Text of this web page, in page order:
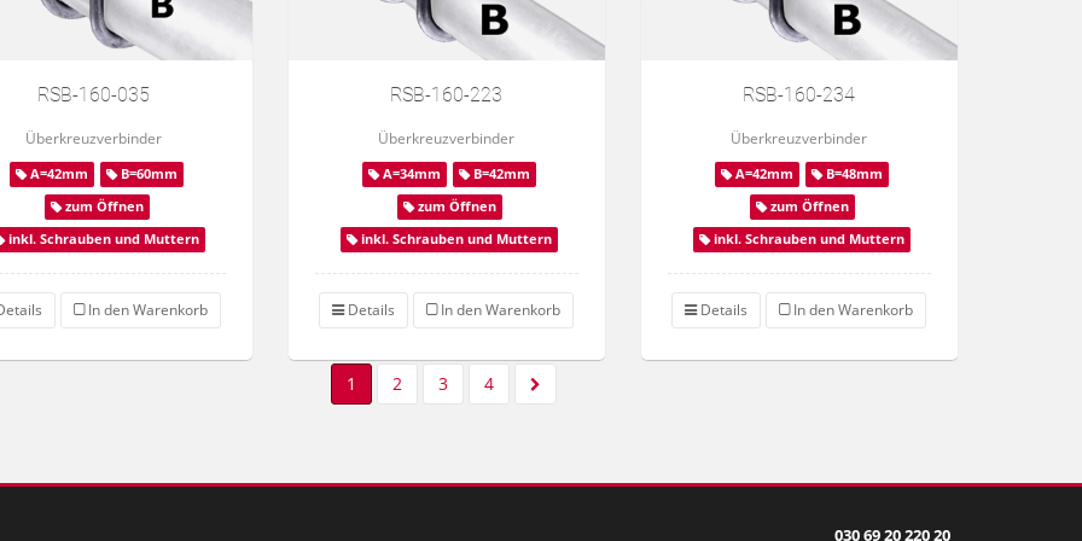
RSB-160-035
Überkreuzverbinder
A=42mm
B=60mm
zum Öffnen
inkl. Schrauben und Muttern
In den Warenkorb
RSB-160-223
Überkreuzverbinder
A=34mm
B=42mm
zum Öffnen
inkl. Schrauben und Muttern
Details In den Warenkorb
RSB-160-234
Überkreuzverbinder
A=42mm
B=48mm
zum Öffnen
inkl. Schrauben und Muttern
Details In den Warenkorb
1 2 3 4
030 69 20 220 20